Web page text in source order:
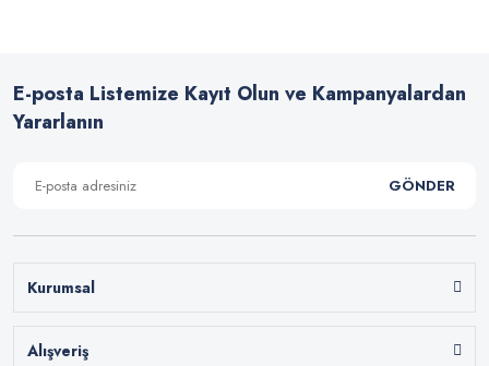
E-posta Listemize Kayıt Olun ve Kampanyalardan
Yararlanın
GÖNDER
Kurumsal
Alışveriş